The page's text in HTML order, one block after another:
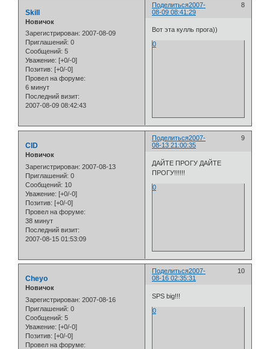
Поделиться 8
2007-
08-09 08:41:29
Skill
Новичок
Зарегистрирован: 2007-08-09
Приглашений: 0
Сообщений: 5
Уважение: [+0/-0]
Позитив: [+0/-0]
Провел на форуме:
6 минут
Последний визит:
2007-08-09 08:42:43
Вот эта кулль прога))
0
Поделиться 9
2007-
08-13 21:00:35
CID
Новичок
Зарегистрирован: 2007-08-13
Приглашений: 0
Сообщений: 10
Уважение: [+0/-0]
Позитив: [+0/-0]
Провел на форуме:
38 минут
Последний визит:
2007-08-15 01:53:09
ДАЙТЕ ПРОГУ ДАЙТЕ
ПРОГУ!!!!!!
0
Поделиться 10
2007-
08-16 02:35:31
Cheyo
Новичок
Зарегистрирован: 2007-08-16
Приглашений: 0
Сообщений: 5
Уважение: [+0/-0]
Позитив: [+0/-0]
Провел на форуме:
SPS big!!!
0